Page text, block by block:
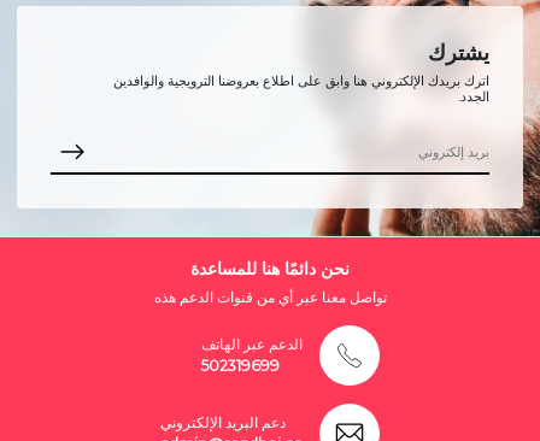
يشترك
اترك بريدك الإلكتروني هنا وابق على اطلاع بعروضنا الترويجية والوافدين
الجدد.
نحن دائمًا هنا للمساعدة
تواصل معنا عبر أي من قنوات الدعم هذه
الدعم عبر الهاتف
502319699
دعم البريد الإلكتروني